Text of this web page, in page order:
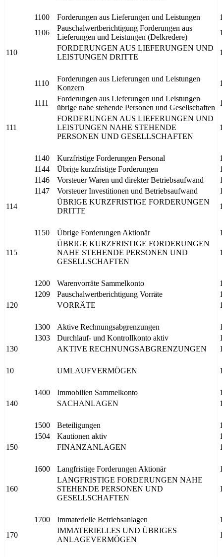
1100 Forderungen aus Lieferungen und Leistungen
1106
Pauschalwertberichtigung Forderungen aus
Lieferungen und Leistungen (Delkredere)
110
FORDERUNGEN AUS LIEFERUNGEN UND
LEISTUNGEN DRITTE
1110
Forderungen aus Lieferungen und Leistungen
Konzern
1111
Forderungen aus Lieferungen und Leistungen
übrige nahe stehende Personen und Gesellschaften
111
FORDERUNGEN AUS LIEFERUNGEN UND
LEISTUNGEN NAHE STEHENDE
PERSONEN UND GESELLSCHAFTEN
1140 Kurzfristige Forderungen Personal
1144
Übrige kurzfristige Forderungen
1146
Vorsteuer Waren und direkter Betriebsaufwand
1147
Vorsteuer Investitionen und Betriebsaufwand
114
ÜBRIGE KURZFRISTIGE FORDERUNGEN
DRITTE
1150 Übrige Forderungen Aktionär
115
ÜBRIGE KURZFRISTIGE FORDERUNGEN
NAHE STEHENDE PERSONEN UND
GESELLSCHAFTEN
1200 Warenvorräte Sammelkonto
1209
Pauschalwertberichtigung Vorräte
120
VORRÄTE
1300 Aktive Rechnungsabgrenzungen
1303
Durchlauf- und Kontrollkonto aktiv
130
AKTIVE RECHNUNGSABGRENZUNGEN
10 UMLAUFVERMÖGEN
1400 Immobilien Sammelkonto
140
SACHANLAGEN
1500 Beteiligungen
1504
Kautionen aktiv
150
FINANZANLAGEN
1600 Langfristige Forderungen Aktionär
160
LANGFRISTIGE FORDERUNGEN NAHE
STEHENDE PERSONEN UND
GESELLSCHAFTEN
1700 Immaterielle Betriebsanlagen
170
IMMATERIELLES UND ÜBRIGES
ANLAGEVERMÖGEN